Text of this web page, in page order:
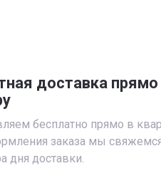
доставка прямо
бесплатно прямо в
заказа мы
дня доставки.